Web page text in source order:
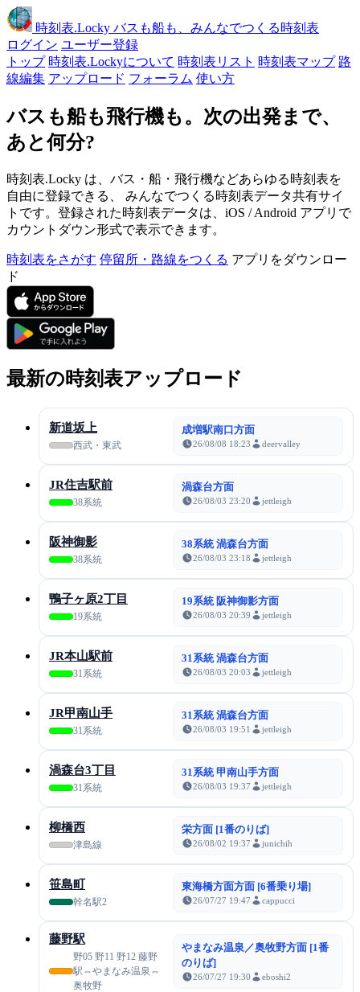
時刻表.Locky バスも船も、みんなでつくる時刻表
ログイン ユーザー登録
トップ 時刻表.Lockyについて 時刻表リスト 時刻表マップ 路
線編集 アップロード フォーラム 使い方
バスも船も飛行機も。次の出発まで、
あと何分?
時刻表.Locky は、バス・船・飛行機などあらゆる時刻表を
自由に登録できる、 みんなでつくる時刻表データ共有サイ
トです。登録された時刻表データは、iOS / Android アプリで
カウントダウン形式で表示できます。
時刻表をさがす 停留所・路線をつくる アプリをダウンロー
ド
最新の時刻表アップロード
新道坂上
西武・東武
成増駅南口方面
26/08/08 18:23 deervalley
JR住吉駅前
38系統
渦森台方面
26/08/03 23:20 jettleigh
阪神御影
38系統
38系統 渦森台方面
26/08/03 23:18 jettleigh
鴨子ヶ原2丁目
19系統
19系統 阪神御影方面
26/08/03 20:39 jettleigh
JR本山駅前
31系統
31系統 渦森台方面
26/08/03 20:03 jettleigh
JR甲南山手
31系統
31系統 渦森台方面
26/08/03 19:51 jettleigh
渦森台3丁目
31系統
31系統 甲南山手方面
26/08/03 19:37 jettleigh
柳橋西
津島線
栄方面 [1番のりば]
26/08/02 19:37 junichih
笹島町
幹名駅2
東海橋方面方面 [6番乗り場]
26/07/27 19:47 cappucci
藤野駅
野05 野11 野12 藤野
駅⇔やまなみ温泉⇔
奥牧野
やまなみ温泉／奥牧野方面 [1番
のりば]
26/07/27 19:30 eboshi2